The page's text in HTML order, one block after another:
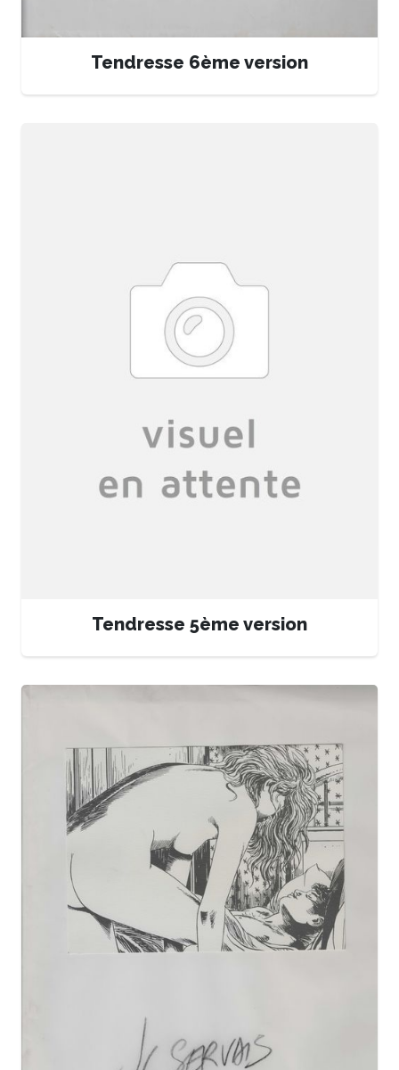
Tendresse 6ème version
Tendresse 5ème version